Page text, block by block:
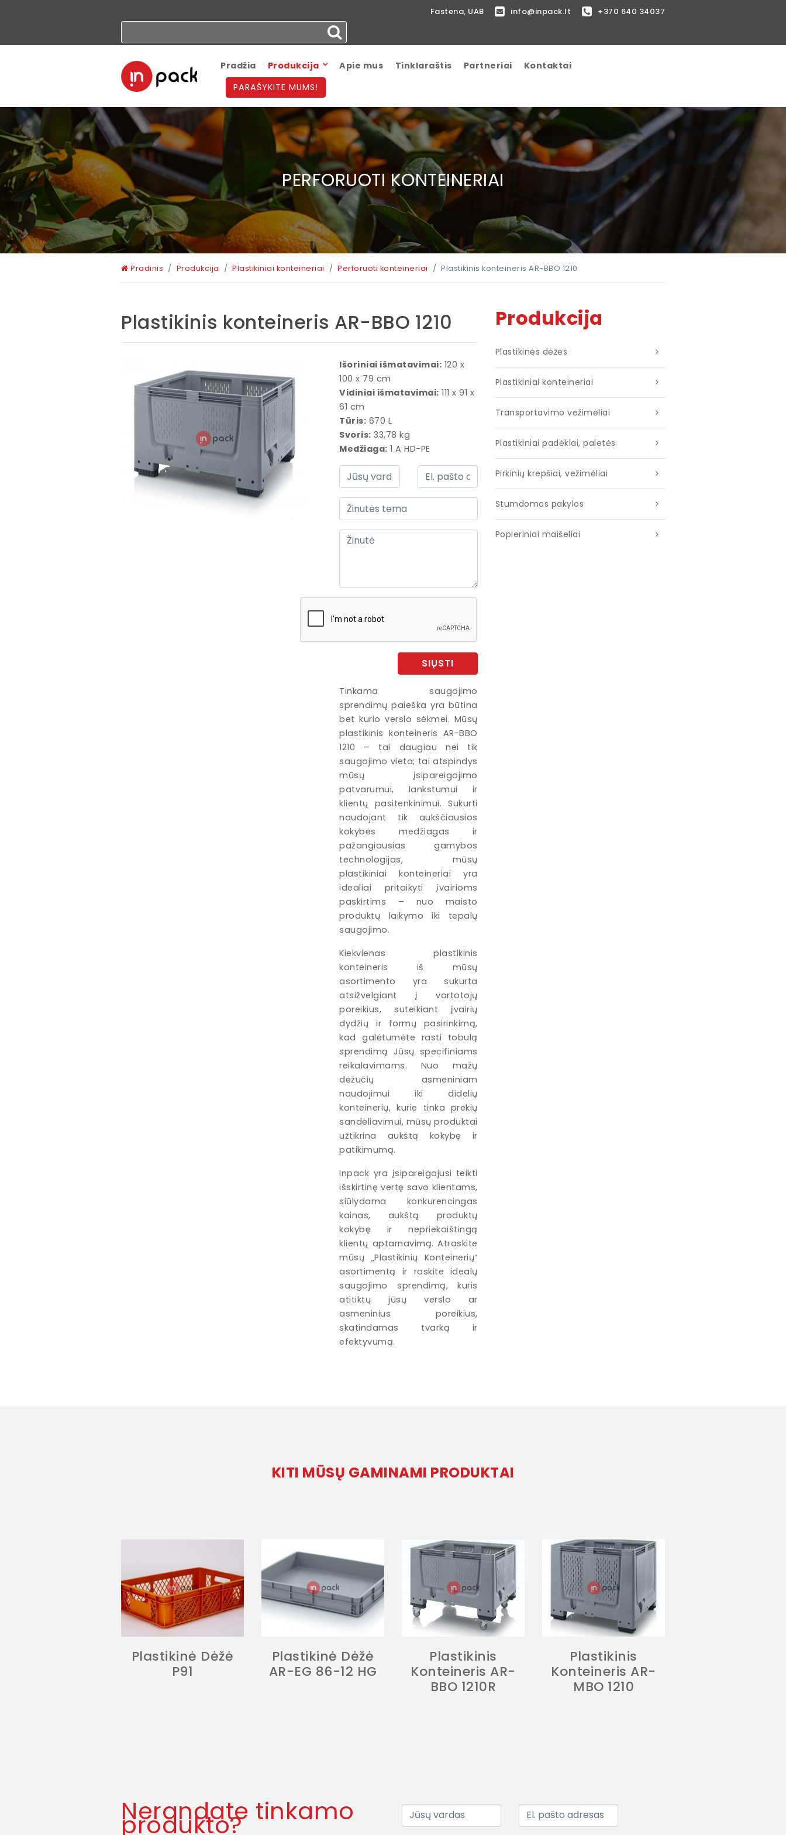
Fastena, UAB info@inpack.lt +370 640 34037
Pradžia Produkcija Apie mus Tinklaraštis Partneriai
Kontaktai
PARAŠYKITE MUMS!
PERFORUOTI KONTEINERIAI
Pradinis Produkcija Plastikiniai konteineriai Perforuoti konteineriai Plastikinis konteineris AR-BBO 1210
Plastikinis konteineris AR-BBO 1210
Išoriniai išmatavimai: 120 x
100 x 79 cm
Vidiniai išmatavimai: 111 x 91 x
61 cm
Tūris: 670 L
Svoris: 33,78 kg
Medžiaga: 1 A HD-PE
SIŲSTI
Tinkama saugojimo
sprendimų paieška yra būtina
bet kurio verslo sėkmei. Mūsų
plastikinis konteineris AR-BBO
1210 – tai daugiau nei tik
saugojimo vieta; tai atspindys
mūsų įsipareigojimo
patvarumui, lankstumui ir
klientų pasitenkinimui. Sukurti
naudojant tik aukščiausios
kokybės medžiagas ir
pažangiausias gamybos
technologijas, mūsų
plastikiniai konteineriai yra
idealiai pritaikyti įvairioms
paskirtims – nuo maisto
produktų laikymo iki tepalų
saugojimo.
Kiekvienas plastikinis
konteineris iš mūsų
asortimento yra sukurta
atsižvelgiant į vartotojų
poreikius, suteikiant įvairių
dydžių ir formų pasirinkimą,
kad galėtumėte rasti tobulą
sprendimą Jūsų specifiniams
reikalavimams. Nuo mažų
dėžučių asmeniniam
naudojimui iki didelių
konteinerių, kurie tinka prekių
sandėliavimui, mūsų produktai
užtikrina aukštą kokybę ir
patikimumą.
Inpack yra įsipareigojusi teikti
išskirtinę vertę savo klientams,
siūlydama konkurencingas
kainas, aukštą produktų
kokybę ir nepriekaištingą
klientų aptarnavimą. Atraskite
mūsų „Plastikinių Konteinerių“
asortimentą ir raskite idealų
saugojimo sprendimą, kuris
atitiktų jūsų verslo ar
asmeninius poreikius,
skatindamas tvarką ir
efektyvumą.
Produkcija
Plastikinės dėžės
Plastikiniai konteineriai
Transportavimo vežimėliai
Plastikiniai padėklai, paletės
Pirkinių krepšiai, vežimėliai
Stumdomos pakylos
Popieriniai maišeliai
KITI MŪSŲ GAMINAMI PRODUKTAI
Plastikinė Dėžė
P91
Plastikinė Dėžė
AR-EG 86-12 HG
Plastikinis
Konteineris AR-
BBO 1210R
Plastikinis
Konteineris AR-
MBO 1210
Nerandate tinkamo
produkto?